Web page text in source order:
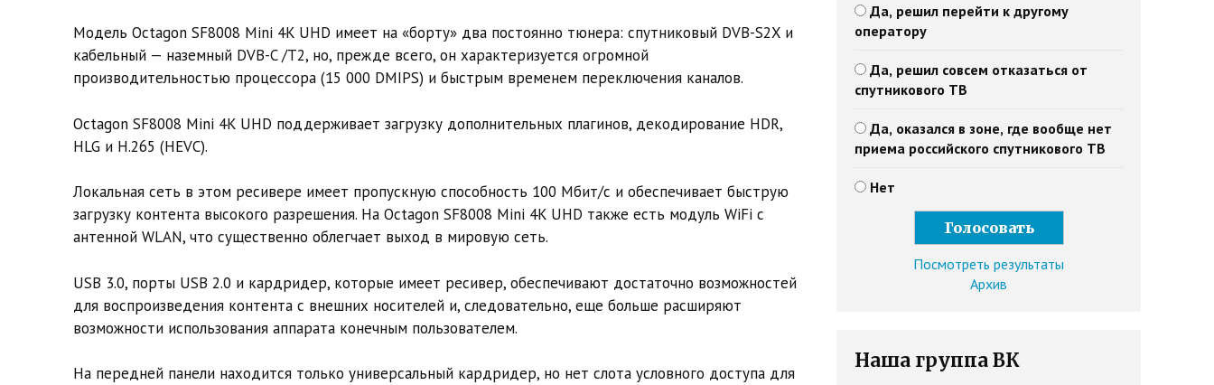
Модель Octagon SF8008 Mini 4K UHD имеет на «борту» два постоянно тюнера: спутниковый DVB-S2X и
кабельный — наземный DVB-C /T2, но, прежде всего, он характеризуется огромной
производительностью процессора (15 000 DMIPS) и быстрым временем переключения каналов.
Octagon SF8008 Mini 4K UHD поддерживает загрузку дополнительных плагинов, декодирование HDR,
HLG и H.265 (HEVC).
Локальная сеть в этом ресивере имеет пропускную способность 100 Мбит/с и обеспечивает быструю
загрузку контента высокого разрешения. На Octagon SF8008 Mini 4K UHD также есть модуль WiFi с
антенной WLAN, что существенно облегчает выход в мировую сеть.
USB 3.0, порты USB 2.0 и кардридер, которые имеет ресивер, обеспечивают достаточно возможностей
для воспроизведения контента с внешних носителей и, следовательно, еще больше расширяют
возможности использования аппарата конечным пользователем.
На передней панели находится только универсальный кардридер, но нет слота условного доступа для
Да, решил перейти к другому
оператору
Да, решил совсем отказаться от
спутникового ТВ
Да, оказался в зоне, где вообще нет
приема российского спутникового ТВ
Нет
Посмотреть результаты
Архив
Наша группа ВК